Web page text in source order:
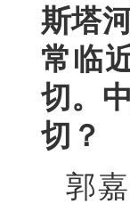
斯塔
常临
切。
切？
郭